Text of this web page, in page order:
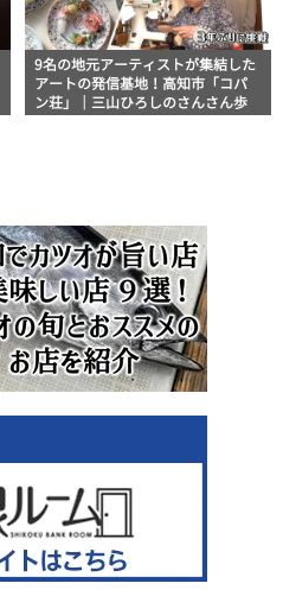
9名の地元アーティストが集結した
アートの発信基地！高知市「コパ
ン荘」｜三山ひろしのさんさん歩